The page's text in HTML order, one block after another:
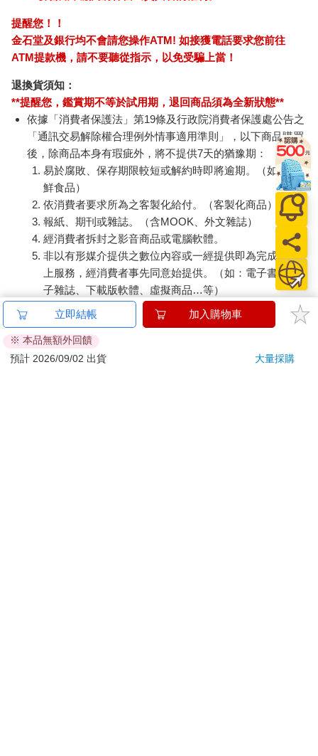
提醒您！！
金石堂及銀行均不會請您操作ATM! 如接獲電話要求您前往
ATM提款機，請不要聽從指示，以免受騙上當！
退換貨須知：
**提醒您，鑑賞期不等於試用期，退回商品須為全新狀態**
依據「消費者保護法」第19條及行政院消費者保護處公告之
「通訊交易解除權合理例外情事適用準則」，以下商品購買
後，除商品本身有瑕疵外，將不提供7天的猶豫期：
易於腐敗、保存期限較短或解約時即將逾期。（如：生
鮮食品）
依消費者要求所為之客製化給付。（客製化商品）
報紙、期刊或雜誌。（含MOOK、外文雜誌）
經消費者拆封之影音商品或電腦軟體。
非以有形媒介提供之數位內容或一經提供即為完成之線
上服務，經消費者事先同意始提供。（如：電子書、電
子雜誌、下載版軟體、虛擬商品…等）
已拆封之個人衛生用品。（如：內衣褲、刮鬍刀、除毛
若非上列種類商品，均享有到貨7天的猶豫期（含例假
日）。
立即結帳 加入購物車
※ 本品無額外回饋
預計 2026/09/02 出貨
大量採購